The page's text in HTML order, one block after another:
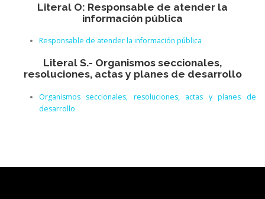
Literal O: Responsable de atender la
información pública
Responsable de atender la información pública
Literal S.- Organismos seccionales,
resoluciones, actas y planes de desarrollo
Organismos seccionales, resoluciones, actas y planes de
desarrollo